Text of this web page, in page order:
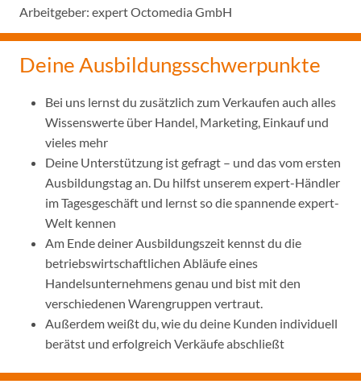
Arbeitgeber: expert Octomedia GmbH
Deine Ausbildungsschwerpunkte
Bei uns lernst du zusätzlich zum Verkaufen auch alles
Wissenswerte über Handel, Marketing, Einkauf und
vieles mehr
Deine Unterstützung ist gefragt – und das vom ersten
Ausbildungstag an. Du hilfst unserem expert-Händler
im Tagesgeschäft und lernst so die spannende expert-
Welt kennen
Am Ende deiner Ausbildungszeit kennst du die
betriebswirtschaftlichen Abläufe eines
Handelsunternehmens genau und bist mit den
verschiedenen Warengruppen vertraut.
Außerdem weißt du, wie du deine Kunden individuell
berätst und erfolgreich Verkäufe abschließt